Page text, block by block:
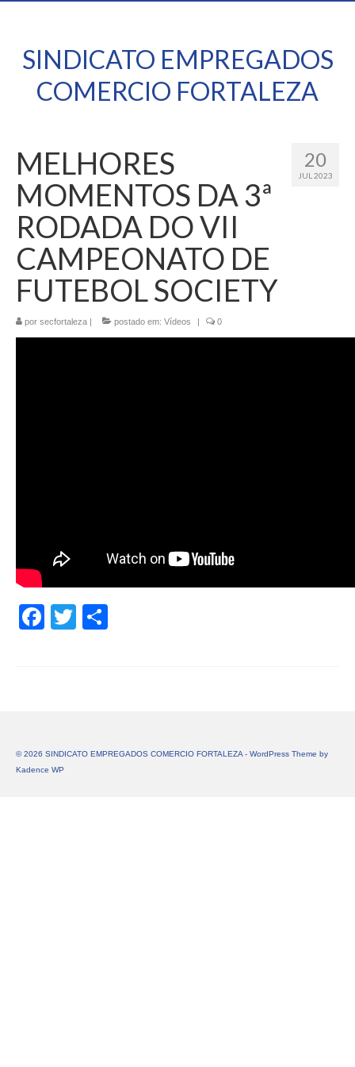
SINDICATO EMPREGADOS
COMERCIO FORTALEZA
20
JUL 2023
MELHORES
MOMENTOS DA 3ª
RODADA DO VII
CAMPEONATO DE
FUTEBOL SOCIETY
por secfortaleza | postado em: Vídeos | 0
Facebook
Twitter
© 2026 SINDICATO EMPREGADOS COMERCIO FORTALEZA - WordPress Theme by
Kadence WP